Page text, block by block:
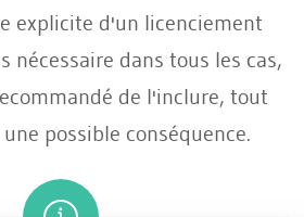
explicite d'un licenciement
nécessaire dans tous les cas,
de l'inclure, tout
possible conséquence.